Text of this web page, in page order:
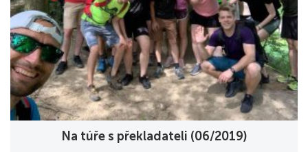
Na túře s překladateli (06/2019)